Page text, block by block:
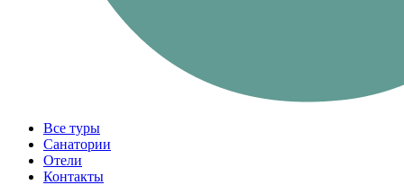
Все туры
Санатории
Отели
Контакты